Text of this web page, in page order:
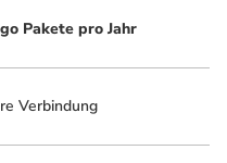
Pakete pro Jahr
Verbindung